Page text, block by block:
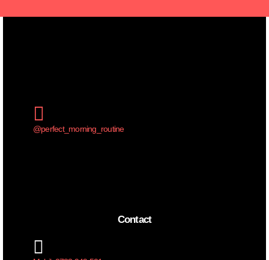
@perfect_morning_routine
Contact